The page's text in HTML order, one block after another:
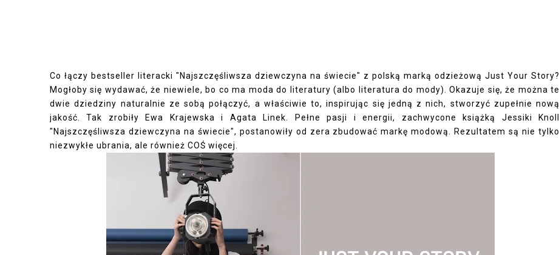
Co łączy bestseller literacki "Najszczęśliwsza dziewczyna na świecie" z polską marką odzieżową Just Your Story?
Mogłoby się wydawać, że niewiele, bo co ma moda do literatury (albo literatura do mody). Okazuje się, że można te
dwie dziedziny naturalnie ze sobą połączyć, a właściwie to, inspirując się jedną z nich, stworzyć zupełnie nową
jakość. Tak zrobiły Ewa Krajewska i Agata Linek. Pełne pasji i energii, zachwycone książką Jessiki Knoll
"Najszczęśliwsza dziewczyna na świecie", postanowiły od zera zbudować markę modową. Rezultatem są nie tylko
niezwykłe ubrania, ale również COŚ więcej.